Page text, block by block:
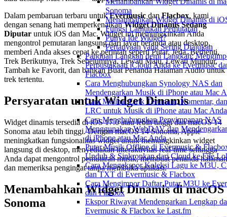
Sonoma
Menambahkan Widget Dinamis di
Fungsi Lanjutkan Pemutaran
Punya Ide Widget?
Pertanyaan yang Sering Diajukan
Panduan Langkah demi Langkah:
Perpustakaan iCloud Anda ke Evermusic
Flacbox
Cara Menghubungkan Synology NAS dan
Mendengarkan Musik di iPhone atau Mac
Cara Melihat Lirik Tertanam, Komentar,
LRC untuk Musik di iPhone atau Mac Anda
Cara Menghubungkan Penyimpanan NAS
Menggunakan WebDAV dan
di iPhone atau Mac Anda
Putar Musik Offline di Evermusic &
Unduh & Sinkronkan dari Cloud ke File
Cara Mengekspor Koleksi Lagu ke M3U,
dan TXT di Evermusic & Flacbox
Cara Mengimpor Daftar Putar M3U ke
dan Flacbox
Ekspor Riwayat Mendengarkan Lengkap
Evermusic & Flacbox ke Last.fm
Dalam pembaruan terbaru untukEvermusic danFlacbox, kami
dengan senang hati memperkenalkanWidget Dinamis Sedang
Diputar untuk iOS dan Mac. Widget ini memungkinkan Anda
mengontrol pemutaran langsung dari layar beranda atau desktop,
memberi Anda akses cepat ke perintah seperti Putar, Jeda, Berhenti,
Trek Berikutnya, Trek Sebelumnya, Lewati Maju, Lewati Mundur,
Tambah ke Favorit, dan bahkan Buat Penanda Halaman Audio untuk
trek tertentu.
Persyaratan untuk Widget Dinamis
Widget dinamis tersedia di iOS 17.0 atau lebih tinggi dan macOS 14
Sonoma atau lebih tinggi. Dengan macOS 14 Sonoma, Apple
meningkatkan fungsionalitas widget untuk memungkinkan widget
langsung di desktop, menyediakan interaktivitas real-time sehingga
Anda dapat mengontrol pemutaran musik, membuat penanda
dan memeriksa pengingat tanpa membuka aplikasi.
Menambahkan Widget Dinamis di macOS
Sonoma